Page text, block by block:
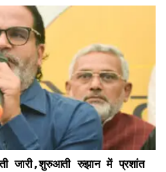
जारी,शुरुआती रुझान में प्रशांत